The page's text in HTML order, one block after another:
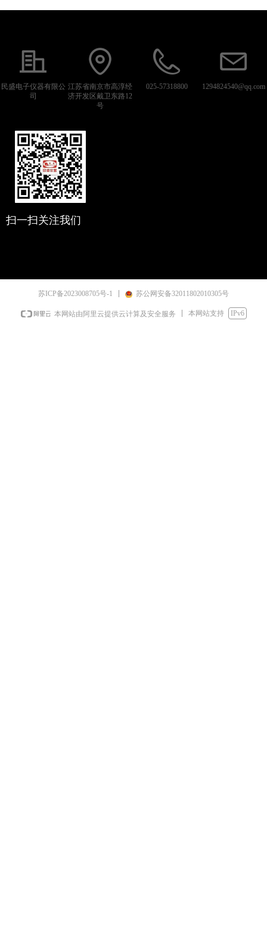
民盛电子仪器有限公
司
江苏省南京市高淳经
济开发区戴卫东路12
号
025-57318800 1294824540@qq.com
扫一扫关注我们
苏ICP备2023008705号-1 苏公网安备32011802010305号
本网站由阿里云提供云计算及安全服务 本网站支持 IPv6